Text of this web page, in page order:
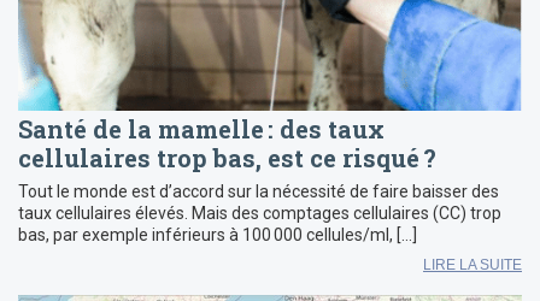
Santé de la mamelle : des taux
cellulaires trop bas, est ce risqué ?
Tout le monde est d’accord sur la nécessité de faire baisser des
taux cellulaires élevés. Mais des comptages cellulaires (CC) trop
bas, par exemple inférieurs à 100 000 cellules/ml, […]
LIRE LA SUITE